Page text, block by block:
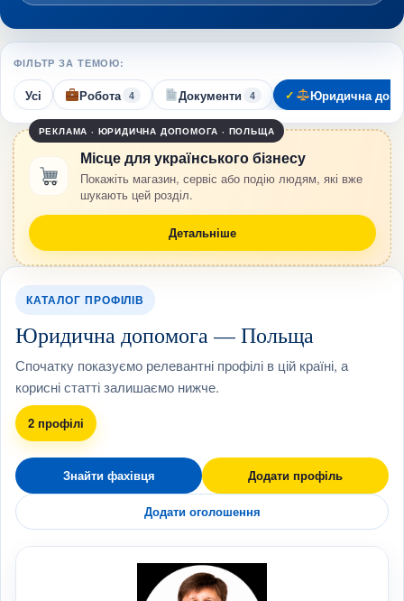
ФІЛЬТР ЗА ТЕМОЮ:
Усі Робота 4 Документи 4 Юридична
РЕКЛАМА · ЮРИДИЧНА ДОПОМОГА · ПОЛЬЩА
Місце для українського бізнесу
Покажіть магазин, сервіс або подію людям, які вже
шукають цей розділ.
Детальніше
КАТАЛОГ ПРОФІЛІВ
Юридична допомога — Польща
Спочатку показуємо релевантні профілі в цій країні, а
корисні статті залишаємо нижче.
2 профілі
Знайти фахівця Додати профіль
Додати оголошення